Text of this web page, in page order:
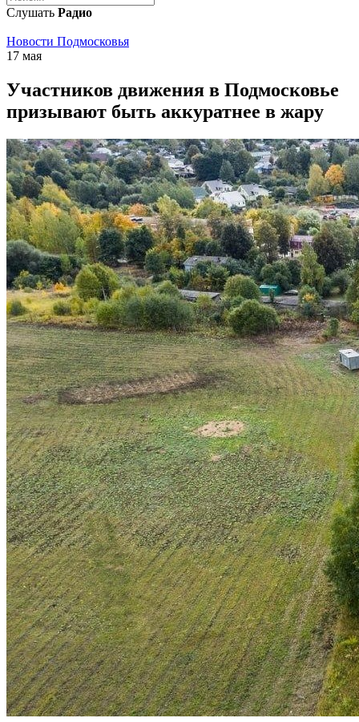
Слушать Радио
Новости Подмосковья
17 мая
Участников движения в Подмосковье
призывают быть аккуратнее в жару